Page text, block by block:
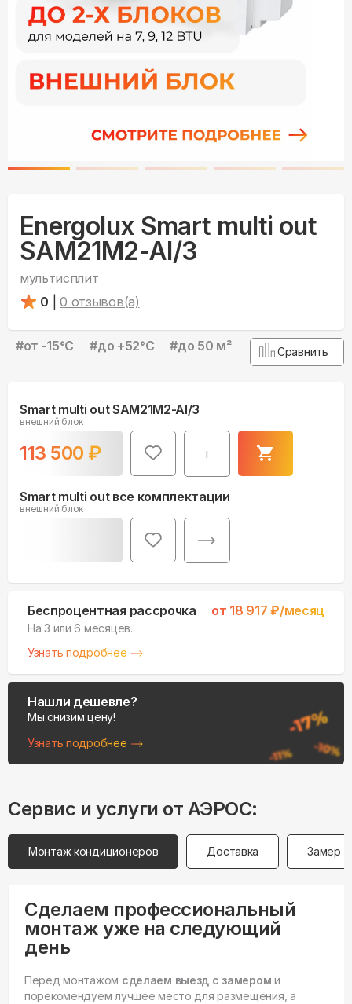
Energolux Smart multi out
SAM21M2-AI/3
мультисплит
0
0 отзывов(а)
#от -15°С #до +52°С #до 50 м² Сравнить
Smart multi out SAM21M2-AI/3
внешний блок
113 500 ₽ i
Smart multi out все комплектации
внешний блок
Беспроцентная рассрочка от 18 917 ₽/месяц
На 3 или 6 месяцев.
Узнать подробнее
Нашли дешевле?
Мы снизим цену!
Узнать подробнее
Сервис и услуги от АЭРОС:
Монтаж кондиционеров Доставка Замер
Сделаем профессиональный
монтаж уже на следующий
день
Перед монтажом сделаем выезд с замером и
порекомендуем лучшее место для размещения, а